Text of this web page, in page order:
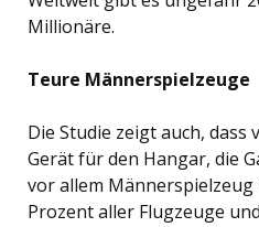
Millionäre.
Teure Männerspielzeuge
Die Studie zeigt auch, dass
Gerät für den Hangar, die
vor allem Männerspielzeug
Prozent aller Flugzeuge